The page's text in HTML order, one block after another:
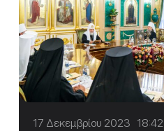
17 Δεκεμβρίου 2023 18:42